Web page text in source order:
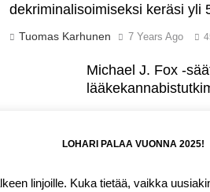
dekriminalisoimiseksi keräsi yli
Tuomas Karhunen 7 Years Ago
Michael J. Fox -
Powered ByBlazeThemes.
LOHARI PALAA VUONNA 2025!
linjoille. Kuka tietää, vaikka